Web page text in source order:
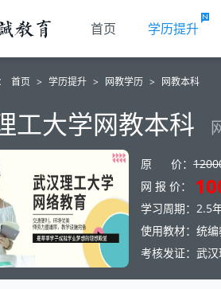
首页 学历提升
首页 > 学历提升 > 网教学历 > 网教本科
工大学网教本科
原 价：
网 报 价：
学习周期：2.5
使用教材：统
考核发证：武